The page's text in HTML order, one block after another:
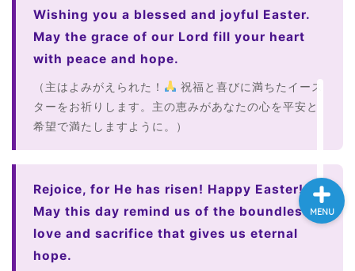
Wishing you a blessed and joyful Easter.
May the grace of our Lord fill your heart
with peace and hope.
（主はよみがえられた！
祝福と喜びに満ちたイース
ターをお祈りします。主の恵みがあなたの心を平安と
希望で満たしますように。）
Rejoice, for He has risen! Happy Easter!
May this day remind us of the boundless
love and sacrifice that gives us eternal
hope.
MENU
ズ集
CONTACT